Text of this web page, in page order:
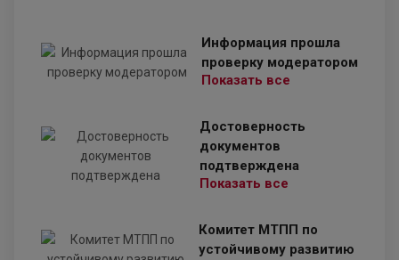
Информация прошла
проверку модератором
Показать все
Достоверность
документов
подтверждена
Показать все
Комитет МТПП по
устойчивому развитию